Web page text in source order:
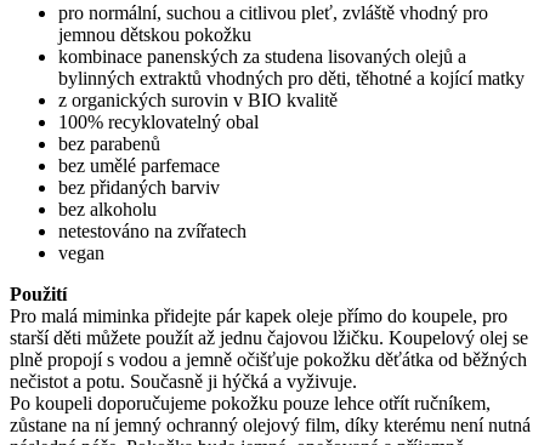
pro normální, suchou a citlivou pleť, zvláště vhodný pro
jemnou dětskou pokožku
kombinace panenských za studena lisovaných olejů a
bylinných extraktů vhodných pro děti, těhotné a kojící matky
z organických surovin v BIO kvalitě
100% recyklovatelný obal
bez parabenů
bez umělé parfemace
bez přidaných barviv
bez alkoholu
netestováno na zvířatech
vegan
Použití
Pro malá miminka přidejte pár kapek oleje přímo do koupele, pro
starší děti můžete použít až jednu čajovou lžičku. Koupelový olej se
plně propojí s vodou a jemně očišťuje pokožku děťátka od běžných
nečistot a potu. Současně ji hýčká a vyživuje.
Po koupeli doporučujeme pokožku pouze lehce otřít ručníkem,
zůstane na ní jemný ochranný olejový film, díky kterému není nutná